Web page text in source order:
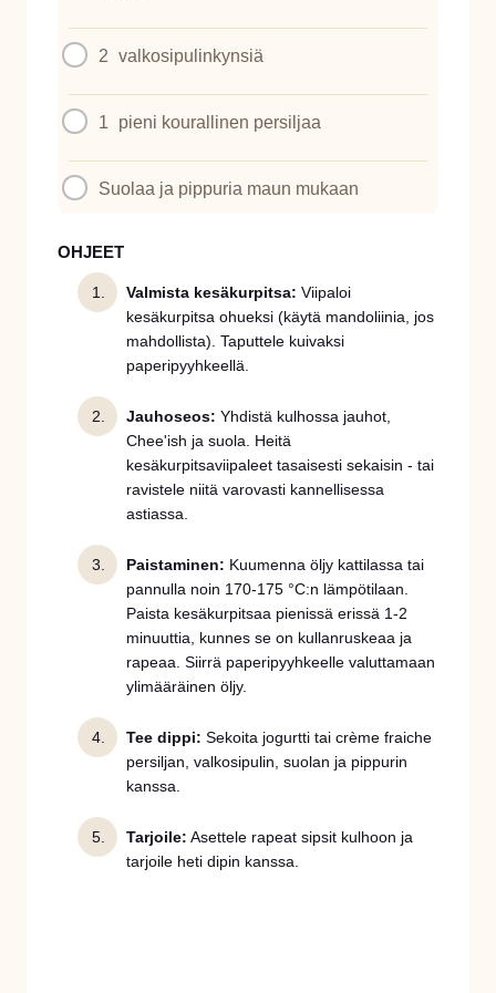
2 valkosipulinkynsiä
1 pieni kourallinen persiljaa
Suolaa ja pippuria maun mukaan
OHJEET
Valmista kesäkurpitsa: Viipaloi
kesäkurpitsa ohueksi (käytä mandoliinia, jos
mahdollista). Taputtele kuivaksi
paperipyyhkeellä.
Jauhoseos: Yhdistä kulhossa jauhot,
Chee'ish ja suola. Heitä
kesäkurpitsaviipaleet tasaisesti sekaisin - tai
ravistele niitä varovasti kannellisessa
astiassa.
Paistaminen: Kuumenna öljy kattilassa tai
pannulla noin 170-175 °C:n lämpötilaan.
Paista kesäkurpitsaa pienissä erissä 1-2
minuuttia, kunnes se on kullanruskeaa ja
rapeaa. Siirrä paperipyyhkeelle valuttamaan
ylimääräinen öljy.
Tee dippi: Sekoita jogurtti tai crème fraiche
persiljan, valkosipulin, suolan ja pippurin
kanssa.
Tarjoile: Asettele rapeat sipsit kulhoon ja
tarjoile heti dipin kanssa.